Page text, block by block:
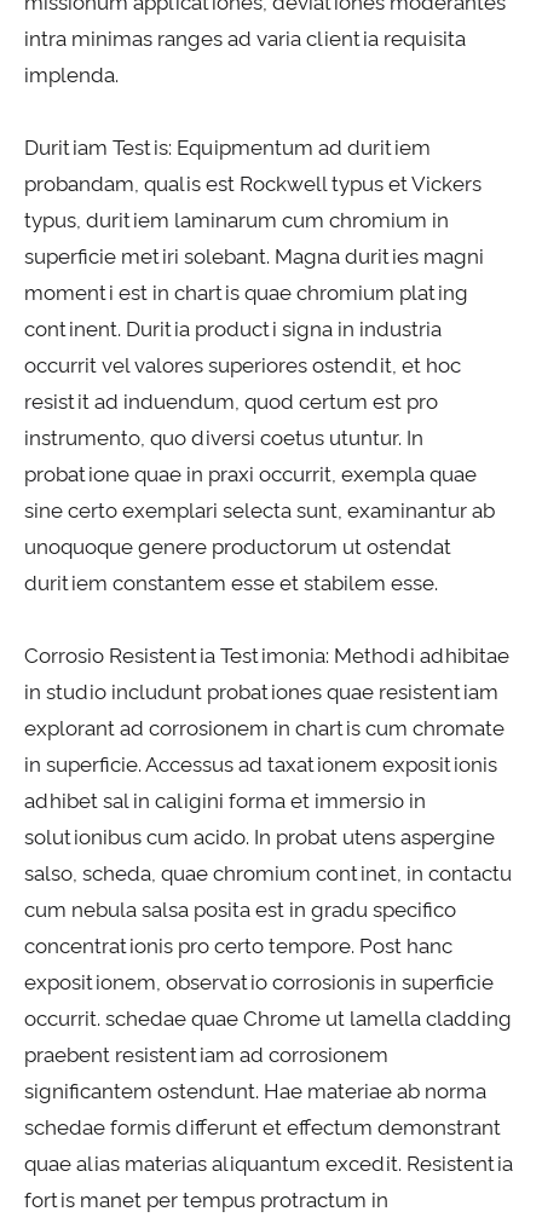
intra minimas ranges ad varia clientia requisita
implenda.
Duritiam Testis: Equipmentum ad duritiem
probandam, qualis est Rockwell typus et Vickers
typus, duritiem laminarum cum chromium in
superficie metiri solebant. Magna durities magni
momenti est in chartis quae chromium plating
continent. Duritia producti signa in industria
occurrit vel valores superiores ostendit, et hoc
resistit ad induendum, quod certum est pro
instrumento, quo diversi coetus utuntur. In
probatione quae in praxi occurrit, exempla quae
sine certo exemplari selecta sunt, examinantur ab
unoquoque genere productorum ut ostendat
duritiem constantem esse et stabilem esse.
Corrosio Resistentia Testimonia: Methodi adhibitae
in studio includunt probationes quae resistentiam
explorant ad corrosionem in chartis cum chromate
in superficie. Accessus ad taxationem expositionis
adhibet sal in caligini forma et immersio in
solutionibus cum acido. In probat utens aspergine
salso, scheda, quae chromium continet, in contactu
cum nebula salsa posita est in gradu specifico
concentrationis pro certo tempore. Post hanc
expositionem, observatio corrosionis in superficie
occurrit. schedae quae Chrome ut lamella cladding
praebent resistentiam ad corrosionem
significantem ostendunt. Hae materiae ab norma
schedae formis differunt et effectum demonstrant
quae alias materias aliquantum excedit. Resistentia
fortis manet per tempus protractum in